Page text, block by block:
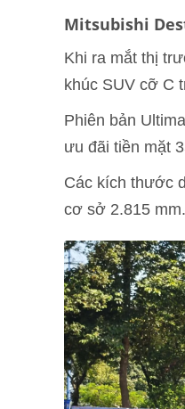
Mitsubishi
Khi ra mắt thị
khúc SUV cỡ C
Phiên bản
ưu đãi tiền mặt
Các kích thước
cơ sở 2.815 mm.